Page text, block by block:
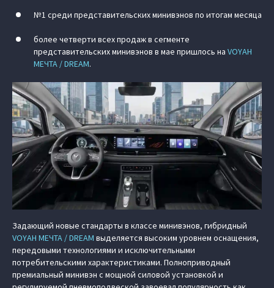
№1 среди представительских минивэнов по итогам месяца
более четверти всех продаж в сегменте
представительских минивэнов в мае пришлось на VOYAH
МЕЧТА / DREAM.
Задающий новые стандарты в классе минивэнов, гибридный
VOYAH МЕЧТА / DREAM выделяется высоким уровнем оснащения,
передовыми технологиями и исключительными
потребительскими характеристиками. Полноприводный
премиальный минивэн с мощной силовой установкой и